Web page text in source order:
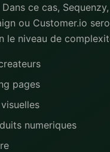
ce cas, Sequenzy,
ou Customer.io
le niveau de
pages
numeriques